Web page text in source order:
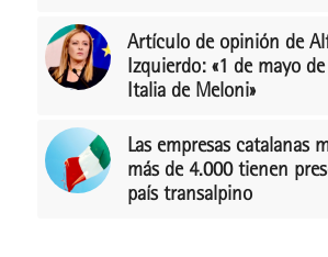
Artículo de opinión de
Izquierdo: «1 de mayo
Italia de Meloni»
Las empresas catalanas
más de 4.000 tienen
país transalpino